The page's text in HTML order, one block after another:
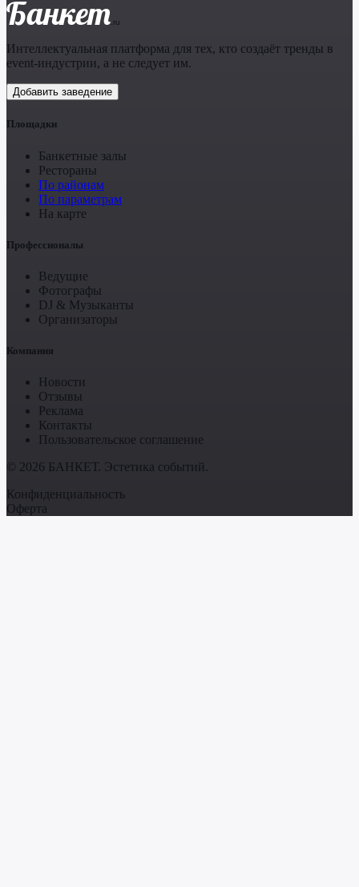
Банкет .ru
Интеллектуальная платформа для тех, кто создаёт тренды в
event-индустрии, а не следует им.
Добавить заведение
Площадки
Банкетные залы
Рестораны
По районам
По параметрам
На карте
Профессионалы
Ведущие
Фотографы
DJ & Музыканты
Организаторы
Компания
Новости
Отзывы
Реклама
Контакты
Пользовательское соглашение
© 2026 БАНКЕТ. Эстетика событий.
Конфиденциальность
Оферта